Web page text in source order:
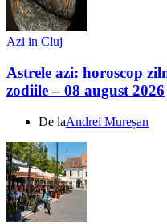
Azi in Cluj
Astrele azi: horoscop
zodiile – 08 august 2026
De laAndrei Mureșan